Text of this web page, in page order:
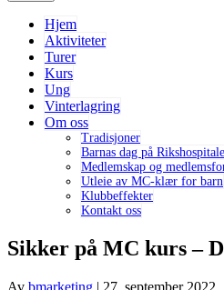
Hjem
Aktiviteter
Turer
Kurs
Ung
Vinterlagring
Om oss
Tradisjoner
Barnas dag på
Medlemskap og
Utleie av MC-klær for barn
Klubbeffekter
Kontakt oss
Sikker på MC kurs –
Av bmarketing | 27. september 2022